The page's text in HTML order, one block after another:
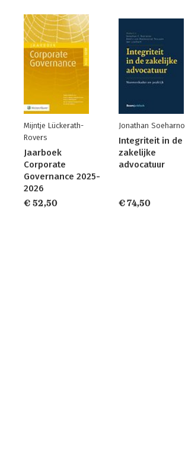
Mijntje Lückerath-
Rovers
Jaarboek
Corporate
Governance 2025-
2026
€ 52,50
Jonathan Soeharno
Integriteit in de
zakelijke
advocatuur
€ 74,50